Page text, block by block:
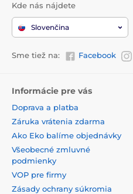
Kde nás nájdete
Slovenčina
Sme tiež na: Facebook
Informácie pre vás
Doprava a platba
Záruka vrátenia zdarma
Ako Eko balíme objednávky
Všeobecné zmluvné
podmienky
VOP pre firmy
Zásady ochrany súkromia